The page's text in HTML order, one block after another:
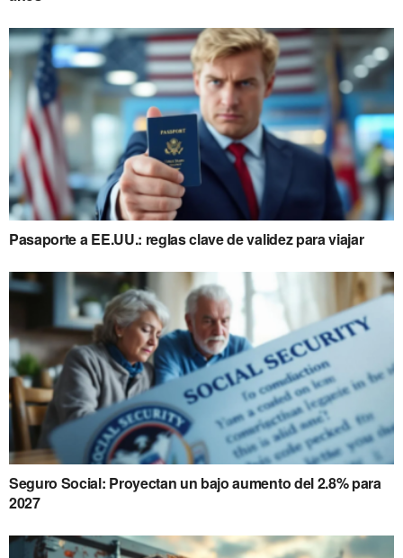
Pasaporte a EE.UU.: reglas clave de validez para viajar
Seguro Social: Proyectan un bajo aumento del 2.8% para
2027